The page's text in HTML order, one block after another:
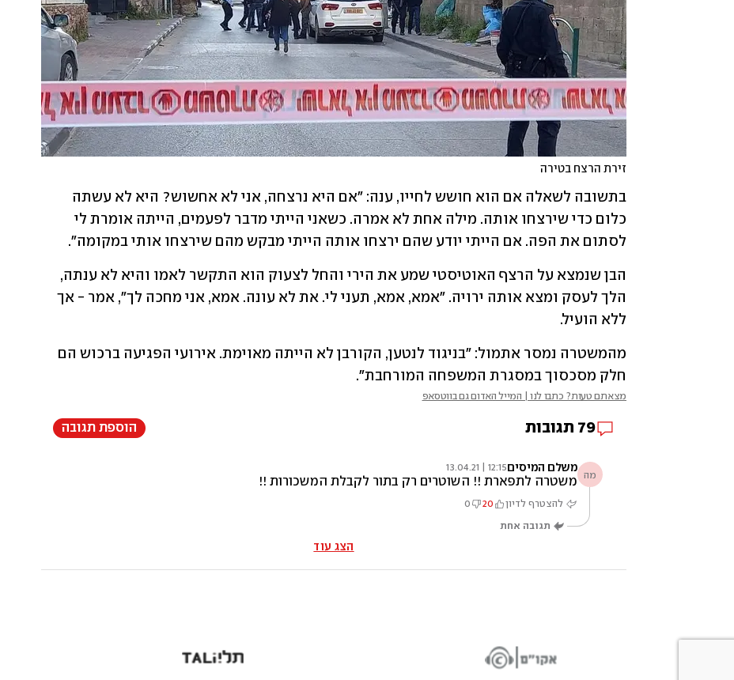
זירת הרצח בטירה
לסתום את הפה. אם הייתי יודע שהם ירצחו אותה הייתי מבקש מהם שירצחו אותי במקומה".
ללא הועיל.
חלק מסכסוך במסגרת המשפחה המורחבת".
מצאתם טעות? כתבו לנו | המייל האדום גם בווטסאפ
79 תגובות הוספת תגובה
מה משלם המיסים12:15 | 13.04.21
משטרה לתפארת !! השוטרים רק בתור לקבלת המשכורות !!
להצטרף לדיון 20
0
תגובה אחת
הצג עוד